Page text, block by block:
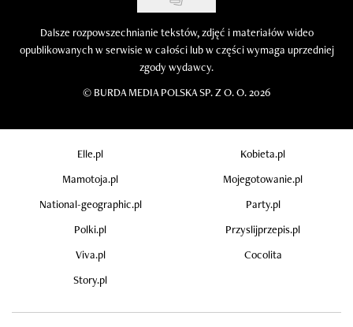
Dalsze rozpowszechnianie tekstów, zdjęć i materiałów wideo
opublikowanych w serwisie w całości lub w części wymaga uprzedniej
zgody wydawcy.
© BURDA MEDIA POLSKA SP. Z O. O. 2026
Elle.pl
Kobieta.pl
Mamotoja.pl
Mojegotowanie.pl
National-geographic.pl
Party.pl
Polki.pl
Przyslijprzepis.pl
Viva.pl
Cocolita
Story.pl